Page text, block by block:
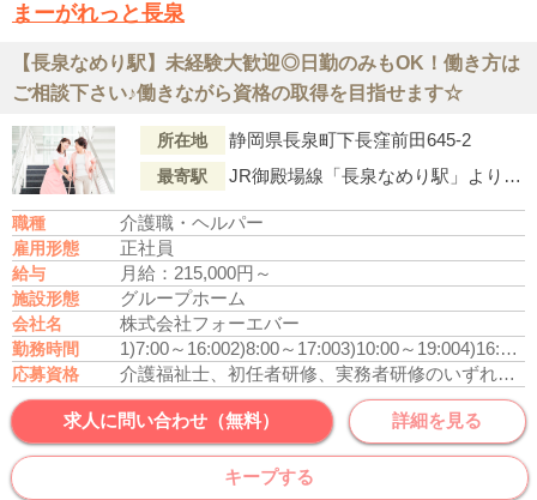
まーがれっと長泉
【長泉なめり駅】未経験大歓迎◎日勤のみもOK！働き方は
ご相談下さい♪働きながら資格の取得を目指せます☆
所在地 静岡県長泉町下長窪前田645-2
最寄駅 JR御殿場線「長泉なめり駅」より車で4分
職種 介護職・ヘルパー
雇用形態 正社員
給与 月給：215,000円～
施設形態 グループホーム
会社名 株式会社フォーエバー
勤務時間 1)7:00～16:002)8:00～17:003)10:00～19:004)16:30～翌9:00
応募資格 介護福祉士、初任者研修、実務者研修のいずれかの資格をお持ちの方
求人に問い合わせ（無料） 詳細を見る
キープする